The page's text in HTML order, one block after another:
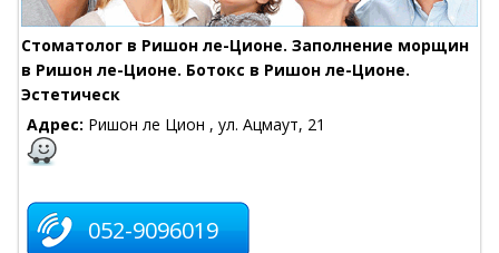
Стоматолог в Ришон ле-Ционе. Заполнение морщин
в Ришон ле-Ционе. Ботокс в Ришон ле-Ционе.
Эстетическ
Адрес: Ришон ле Цион , ул. Ацмаут, 21
052-9096019